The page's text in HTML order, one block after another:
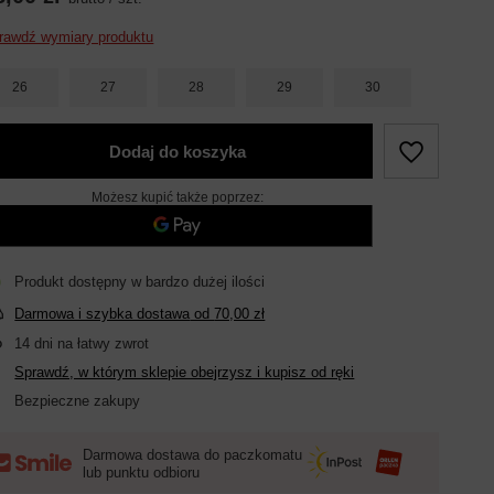
wymiary produktu
26 27 28 29 30
Dodaj do koszyka
Możesz kupić także poprzez:
Produkt dostępny w bardzo dużej ilości
Darmowa i szybka dostawa od70,00 zł
14 dni na łatwy zwrot
Sprawdź, w którym sklepie obejrzysz i kupisz od ręki
Bezpieczne zakupy
Darmowa dostawa do paczkomatu
lub punktu odbioru